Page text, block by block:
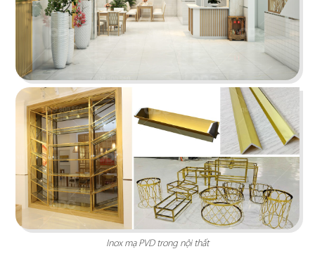
BẮC KIM THANG
Nhà hàng Bắc Kim Thang được thiết kế theo
phong cách Việt Nam dân gian đương đại...
Inox mạ PVD trong nội thất